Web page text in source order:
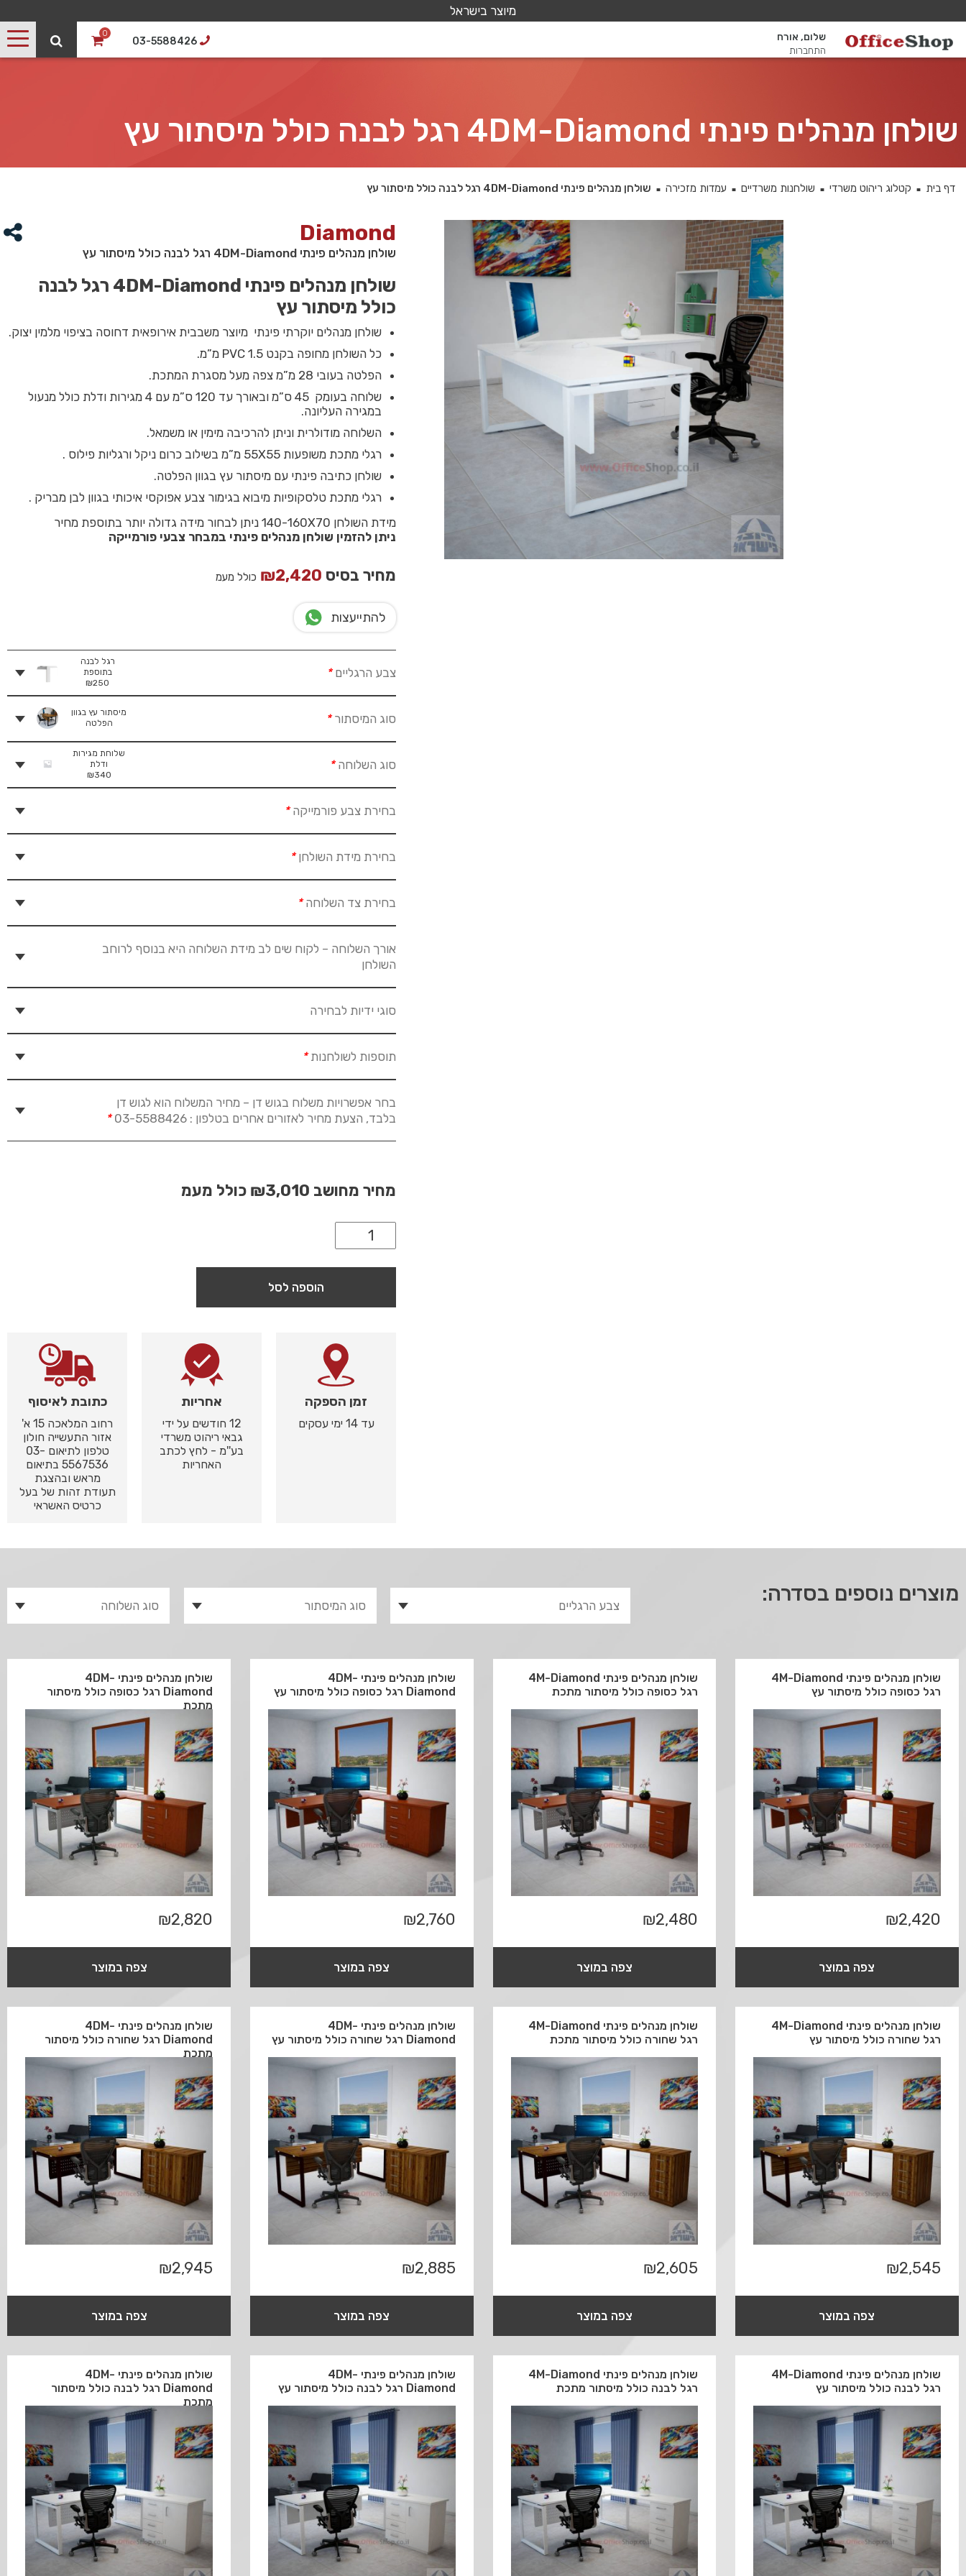
מיוצר בישראל
שלום, אורח
התחברות
03-5588426
0
שולחן מנהלים פינתי 4DM-Diamond רגל לבנה כולל מיסתור עץ
דף בית ■ קטלוג ריהוט משרדי ■ שולחנות משרדיים ■ עמדות מזכירה ■ שולחן מנהלים פינתי 4DM-Diamond רגל לבנה כולל מיסתור עץ
Diamond
שולחן מנהלים פינתי 4DM-Diamond רגל לבנה כולל מיסתור עץ
שולחן מנהלים פינתי 4DM-Diamond רגל לבנה
כולל מיסתור עץ
שולחן מנהלים יוקרתי פינתי מיוצר משבבית אירופאית דחוסה בציפוי מלמין יצוק.
כל השולחן מחופה בקנט PVC 1.5 מ”מ.
הפלטה בעובי 28 מ”מ צפה מעל מסגרת המתכת.
שלוחה בעומק 45 ס”מ ובאורך עד 120 ס”מ עם 4 מגירות ודלת כולל מנעול
במגירה העליונה.
השלוחה מודולרית וניתן להרכיבה מימין או משמאל.
רגלי מתכת משופעות 55X55 מ”מ בשילוב כרום ניקל ורגליות פילוס .
שולחן כתיבה פינתי עם מיסתור עץ בגוון הפלטה.
רגלי מתכת טלסקופיות מיבוא בגימור צבע אפוקסי איכותי בגוון לבן מבריק .
מידת השולחן 140-160X70 ניתן לבחור מידה גדולה יותר בתוספת מחיר
ניתן להזמין שולחן מנהלים פינתי במבחר צבעי פורמייקה
מחיר בסיס ₪2,420 כולל מעמ
להתייעצות
צבע הרגליים*
רגל לבנה
בתוספת
₪250
סוג המיסתור*
מיסתור עץ בגוון
הפלטה
סוג השלוחה*
שלוחת מגירות
ודלת
₪340
בחירת צבע פורמייקה*
בחירת מידת השולחן*
בחירת צד השלוחה*
אורך השלוחה – לקוח שים לב מידת השלוחה היא בנוסף לרוחב
השולחן
סוגי ידיות לבחירה
תוספות לשולחנות*
בחר אפשרויות משלוח בגוש דן – מחיר המשלוח הוא לגוש דן
בלבד, הצעת מחיר לאזורים אחרים בטלפון : 03-5588426
*
מחיר מחושב ₪3,010 כולל מעמ
הוספה לסל
זמן הספקה
עד 14 ימי עסקים
אחריות
12 חודשים על ידי
גבאי ריהוט משרדי
בע''מ - לחץ לכתב
האחריות
כתובת לאיסוף
רחוב המלאכה 15 א'
אזור התעשייה חולון
טלפון לתיאום 03-
5567536 בתיאום
מראש ובהצגת
תעודת זהות של בעל
כרטיס האשראי
מוצרים נוספים בסדרה:
שולחן מנהלים פינתי 4M-Diamond
רגל כסופה כולל מיסתור עץ
₪2,420
צפה במוצר
שולחן מנהלים פינתי 4M-Diamond
רגל כסופה כולל מיסתור מתכת
₪2,480
צפה במוצר
שולחן מנהלים פינתי 4DM-
Diamond רגל כסופה כולל מיסתור עץ
₪2,760
צפה במוצר
שולחן מנהלים פינתי 4DM-
Diamond רגל כסופה כולל מיסתור
מתכת
₪2,820
צפה במוצר
שולחן מנהלים פינתי 4M-Diamond
רגל שחורה כולל מיסתור עץ
₪2,545
צפה במוצר
שולחן מנהלים פינתי 4M-Diamond
רגל שחורה כולל מיסתור מתכת
₪2,605
צפה במוצר
שולחן מנהלים פינתי 4DM-
Diamond רגל שחורה כולל מיסתור עץ
₪2,885
צפה במוצר
שולחן מנהלים פינתי 4DM-
Diamond רגל שחורה כולל מיסתור
מתכת
₪2,945
צפה במוצר
שולחן מנהלים פינתי 4M-Diamond
רגל לבנה כולל מיסתור עץ
שולחן מנהלים פינתי 4M-Diamond
רגל לבנה כולל מיסתור מתכת
שולחן מנהלים פינתי 4DM-
Diamond רגל לבנה כולל מיסתור עץ
שולחן מנהלים פינתי 4DM-
Diamond רגל לבנה כולל מיסתור
מתכת